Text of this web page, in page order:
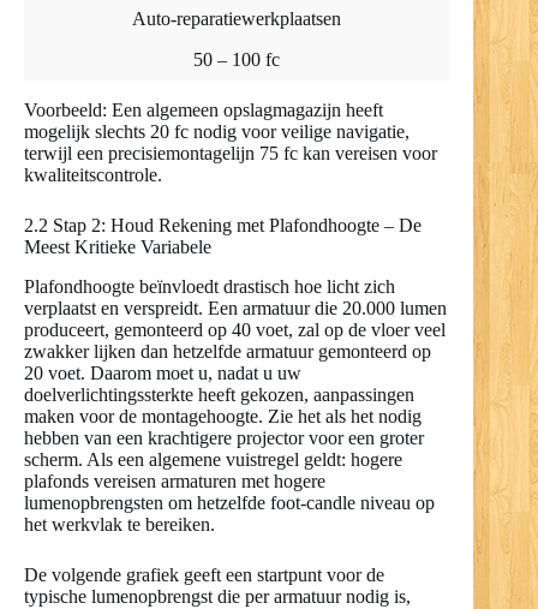
Auto-reparatiewerkplaatsen
50 – 100 fc
Voorbeeld: Een algemeen opslagmagazijn heeft
mogelijk slechts 20 fc nodig voor veilige navigatie,
terwijl een precisiemontagelijn 75 fc kan vereisen voor
kwaliteitscontrole.
2.2 Stap 2: Houd Rekening met Plafondhoogte – De
Meest Kritieke Variabele
Plafondhoogte beïnvloedt drastisch hoe licht zich
verplaatst en verspreidt. Een armatuur die 20.000 lumen
produceert, gemonteerd op 40 voet, zal op de vloer veel
zwakker lijken dan hetzelfde armatuur gemonteerd op
20 voet. Daarom moet u, nadat u uw
doelverlichtingssterkte heeft gekozen, aanpassingen
maken voor de montagehoogte. Zie het als het nodig
hebben van een krachtigere projector voor een groter
scherm. Als een algemene vuistregel geldt: hogere
plafonds vereisen armaturen met hogere
lumenopbrengsten om hetzelfde foot-candle niveau op
het werkvlak te bereiken.
De volgende grafiek geeft een startpunt voor de
typische lumenopbrengst die per armatuur nodig is,